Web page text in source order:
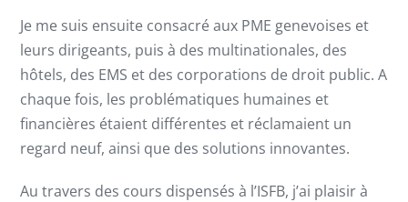
Je me suis ensuite consacré aux PME genevoises et
leurs dirigeants, puis à des multinationales, des
hôtels, des EMS et des corporations de droit public. A
chaque fois, les problématiques humaines et
financières étaient différentes et réclamaient un
regard neuf, ainsi que des solutions innovantes.
Au travers des cours dispensés à l’ISFB, j’ai plaisir à